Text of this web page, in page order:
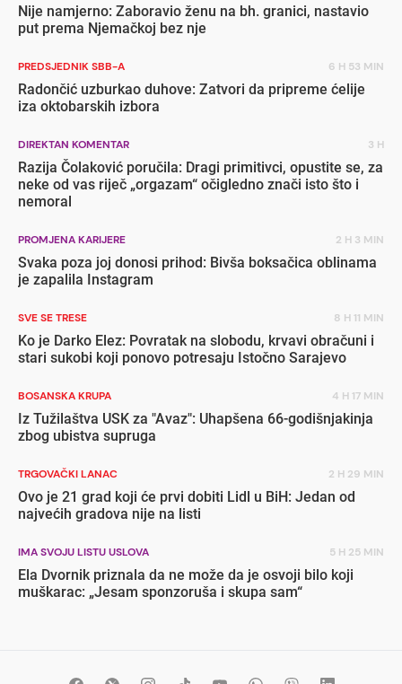
Nije namjerno: Zaboravio ženu na bh. granici, nastavio
put prema Njemačkoj bez nje
PREDSJEDNIK SBB-A 6 H 53 MIN
Radončić uzburkao duhove: Zatvori da pripreme ćelije
iza oktobarskih izbora
DIREKTAN KOMENTAR 3 H
Razija Čolaković poručila: Dragi primitivci, opustite se, za
neke od vas riječ „orgazam“ očigledno znači isto što i
nemoral
PROMJENA KARIJERE 2 H 3 MIN
Svaka poza joj donosi prihod: Bivša boksačica oblinama
je zapalila Instagram
SVE SE TRESE 8 H 11 MIN
Ko je Darko Elez: Povratak na slobodu, krvavi obračuni i
stari sukobi koji ponovo potresaju Istočno Sarajevo
BOSANSKA KRUPA 4 H 17 MIN
Iz Tužilaštva USK za "Avaz": Uhapšena 66-godišnjakinja
zbog ubistva supruga
TRGOVAČKI LANAC 2 H 29 MIN
Ovo je 21 grad koji će prvi dobiti Lidl u BiH: Jedan od
najvećih gradova nije na listi
IMA SVOJU LISTU USLOVA 5 H 25 MIN
Ela Dvornik priznala da ne može da je osvoji bilo koji
muškarac: „Jesam sponzoruša i skupa sam“